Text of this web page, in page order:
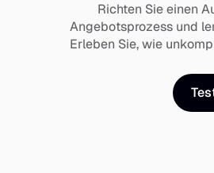
Richten Sie einen
Angebotsprozess und
Erleben Sie, wie